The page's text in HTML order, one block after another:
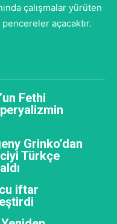
çalışmalar yürüten
açacaktır.
Fethi
Grinko’dan
Türkçe
iftar